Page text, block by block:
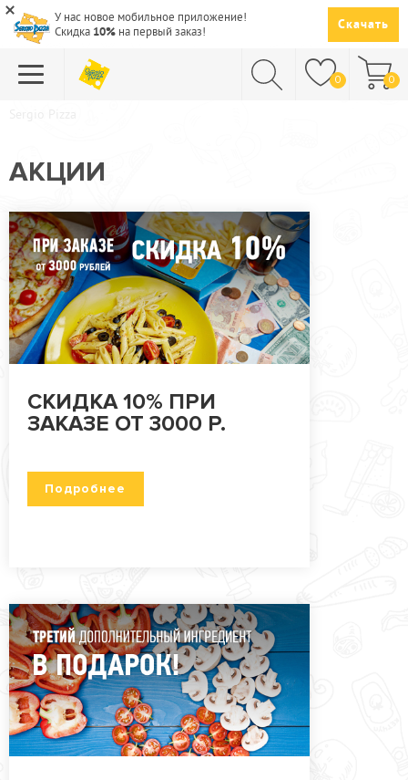
У нас новое мобильное приложение!
Скидка 10% на первый заказ! Скачать
0 0
ПАСТА
ГОРЯЧЕЕ
СУПЫ
НАПИТКИ
ПРОЧЕЕ
АКЦИИ
СКИДКА 10% ПРИ
ЗАКАЗЕ ОТ 3000 Р.
Подробнее